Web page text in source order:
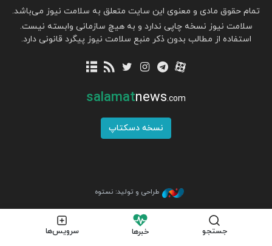
جستجو خبرها سرویس‌ها
تمام حقوق مادی و معنوی این سایت متعلق به سلامت نیوز می‌باشد.
سلامت نیوز نسخه چاپی ندارد و به هیچ سازمانی وابسته نیست.
استفاده از مطالب بدون ذکر منبع سلامت نیوز پیگرد قانونی دارد.
salamatnews.com
نسخه دسکتاپ
طراحی و تولید: نستوه